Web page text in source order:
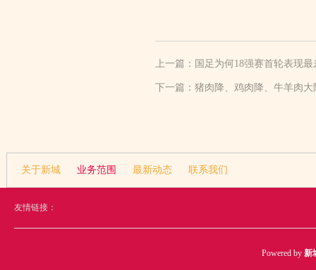
上一篇： 国足为何18强赛首轮表现
下一篇： 猪肉降、鸡肉降、牛羊肉
关于新城 业务范围 最新动态 联系我们
友情链接：
Powered by 新